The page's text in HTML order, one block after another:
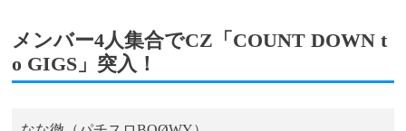
メンバー4人集合でCZ「COUNT DOWN t
o GIGS」突入！